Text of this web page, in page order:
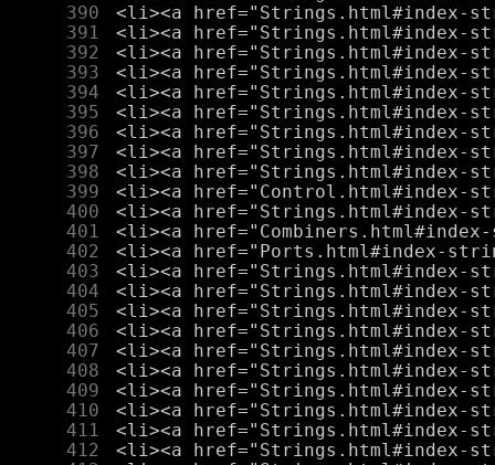
    390
    391
    392
    393
    394
    395
    396
    397
    398
    399
    400
    401
    402
    403
    404
    405
    406
    407
    408
    409
    410
    411
    412